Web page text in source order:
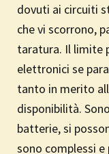
dovuti ai circuiti
che vi scorrono,
taratura. Il limite
elettronici se
tanto in merito
disponibilità.
batterie, si
sono complessi